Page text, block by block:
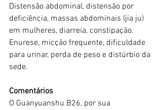
Distensão abdominal, distensão por
deficiência, massas abdominais (jia ju)
em mulheres, diarreia, constipação.
Enurese, micção frequente, dificuldade
para urinar, perda de peso e distúrbio da
sede.
Comentários
O Guanyuanshu B26, por sua